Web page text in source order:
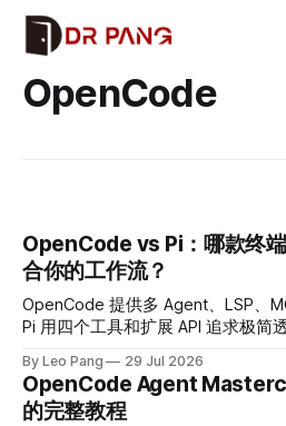
OpenCode
OpenCode vs Pi：哪款终
合你的工作流？
OpenCode 提供多 Agent、LSP、
Pi 用四个工具和扩展 API 追求极简
By Leo Pang 29 Jul 2026
OpenCode Agent
的完整教程